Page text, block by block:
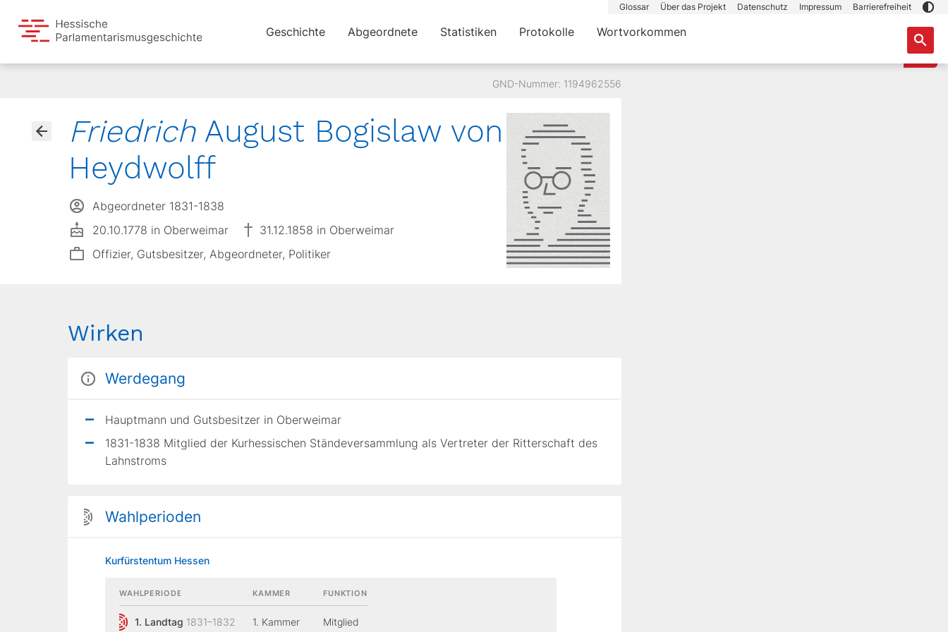
Glossar Über das Projekt Datenschutz Impressum Barrierefreiheit
Geschichte Abgeordnete Statistiken Protokolle Wortvorkommen
GND-Nummer: 1194962556
FriedrichAugust Bogislaw von
Heydwolff
Abgeordneter 1831-1838
20.10.1778 in Oberweimar
31.12.1858 in Oberweimar
Offizier, Gutsbesitzer, Abgeordneter, Politiker
Wirken
Werdegang
Hauptmann und Gutsbesitzer in Oberweimar
1831-1838 Mitglied der Kurhessischen Ständeversammlung als Vertreter der Ritterschaft des
Lahnstroms
Wahlperioden
Kurfürstentum Hessen
WAHLPERIODE
1. Landtag 1831–1832
KAMMER
1. Kammer
FUNKTION
Mitglied